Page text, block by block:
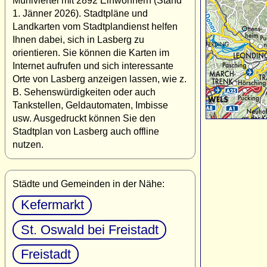
1. Jänner 2026). Stadtpläne und
Landkarten vom Stadtplandienst helfen
Ihnen dabei, sich in Lasberg zu
orientieren. Sie können die Karten im
Internet aufrufen und sich interessante
Orte von Lasberg anzeigen lassen, wie z.
B. Sehenswürdigkeiten oder auch
Tankstellen, Geldautomaten, Imbisse
usw. Ausgedruckt können Sie den
Stadtplan von Lasberg auch offline
nutzen.
Städte und Gemeinden in der Nähe:
Kefermarkt
St. Oswald bei Freistadt
Freistadt